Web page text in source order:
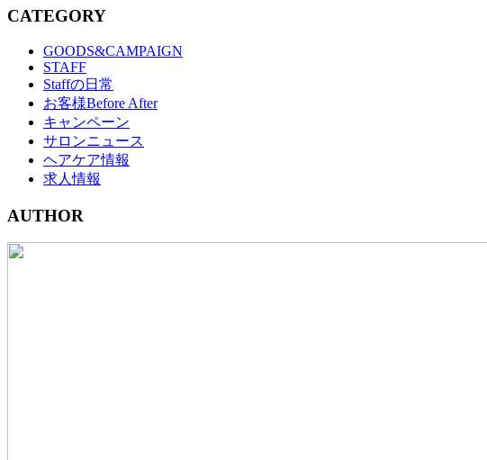
CATEGORY
GOODS&CAMPAIGN
STAFF
Staffの日常
お客様Before After
キャンペーン
サロンニュース
ヘアケア情報
求人情報
AUTHOR